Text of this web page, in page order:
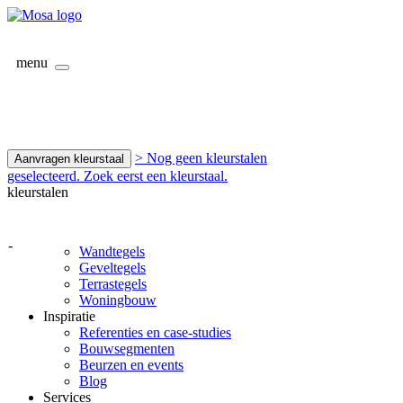
menu
Aanvragen kleurstaal
> Nog geen kleurstalen
geselecteerd. Zoek eerst een kleurstaal.
kleurstalen
-
Wandtegels
Geveltegels
Terrastegels
Woningbouw
Inspiratie
Referenties en case-studies
Bouwsegmenten
Beurzen en events
Blog
Services